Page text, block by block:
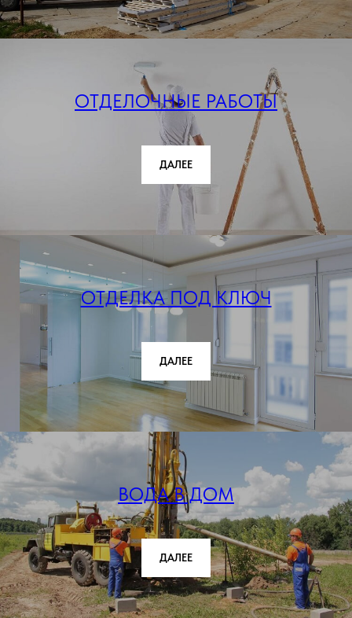
ОТДЕЛОЧНЫЕ РАБОТЫ
ДАЛЕЕ
ОТДЕЛКА ПОД КЛЮЧ
ДАЛЕЕ
ВОДА В ДОМ
ДАЛЕЕ